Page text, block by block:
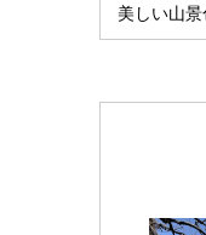
美しい山